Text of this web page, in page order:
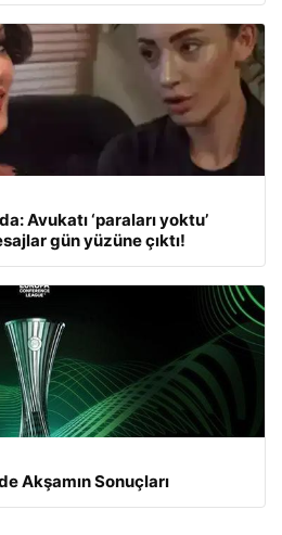
Avukatı ‘paraları yoktu’
gün yüzüne çıktı!
Akşamın Sonuçları